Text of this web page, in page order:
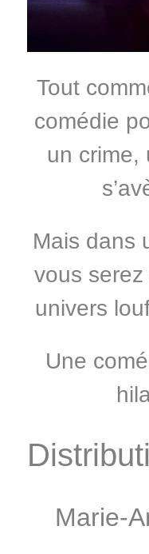
Tout
comédie
un crime,
Mais dans
vous
univers
Une
Marie-